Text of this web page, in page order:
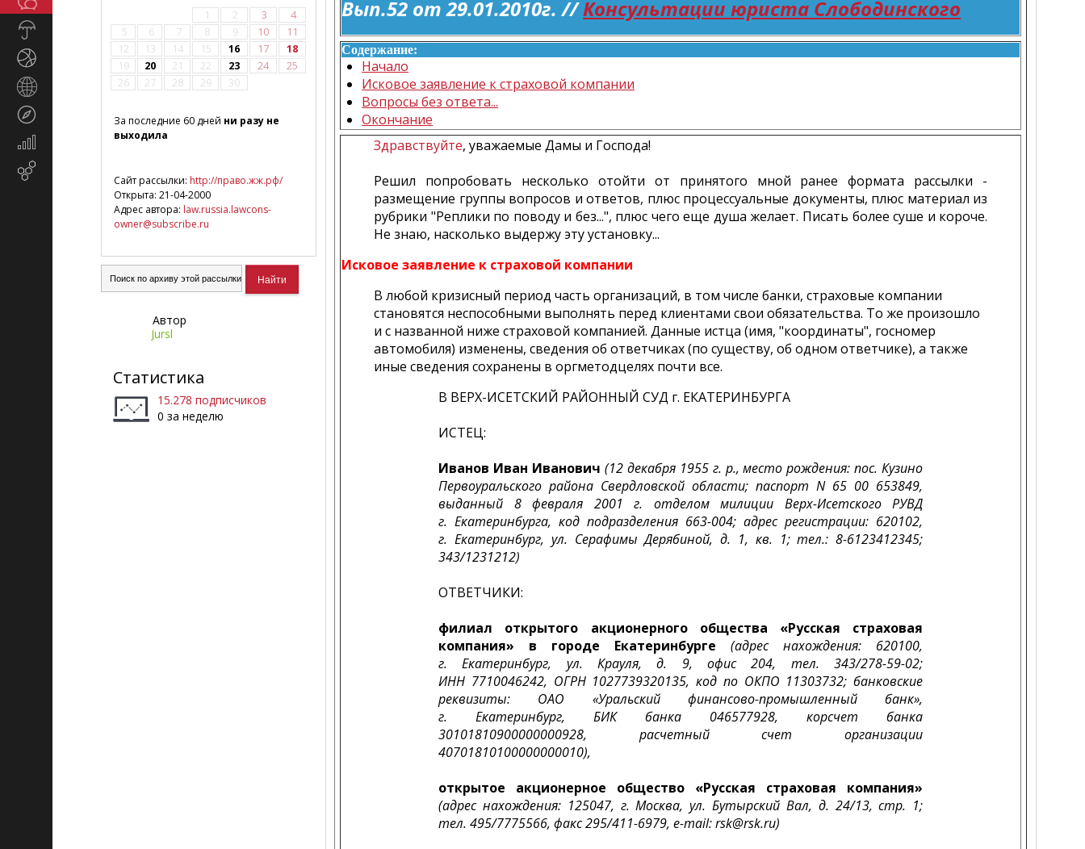
Экономика
маркетинг
1 2 3
4
5
6 7 8 9 10
11
12
13 14 15 16 17
18
19
20 21 22 23 24
25
26
27 28 29 30
За последние 60 дней ни разу не
выходила
Сайт рассылки: http://право.жж.рф/
Открыта: 21-04-2000
Адрес автора: law.russia.lawcons-
owner@subscribe.ru
Автор
Jursl
Статистика
15.278 подписчиков
0 за неделю
Вып.52 от 29.01.2010г. //Консультации юриста Слободинского
Содержание:
Начало
Исковое заявление к страховой компании
Вопросы без ответа...
Окончание
Здравствуйте, уважаемые Дамы и Господа!
Решил попробовать несколько отойти от принятого мной ранее формата рассылки -
размещение группы вопросов и ответов, плюс процессуальные документы, плюс материал из
рубрики "Реплики по поводу и без...", плюс чего еще душа желает. Писать более суше и короче.
Не знаю, насколько выдержу эту установку...
Исковое заявление к страховой компании
В любой кризисный период часть организаций, в том числе банки, страховые компании
становятся неспособными выполнять перед клиентами свои обязательства. То же произошло
и с названной ниже страховой компанией. Данные истца (имя, "координаты", госномер
автомобиля) изменены, сведения об ответчиках (по существу, об одном ответчике), а также
иные сведения сохранены в оргметодцелях почти все.
В ВЕРХ-ИСЕТСКИЙ РАЙОННЫЙ СУД г. ЕКАТЕРИНБУРГА
ИСТЕЦ:
Иванов Иван Иванович (12 декабря 1955 г. р., место рождения: пос. Кузино
Первоуральского района Свердловской области; паспорт N 65 00 653849,
выданный 8 февраля 2001 г. отделом милиции Верх-Исетского РУВД
г. Екатеринбурга, код подразделения 663-004; адрес регистрации: 620102,
г. Екатеринбург, ул. Серафимы Дерябиной, д. 1, кв. 1; тел.: 8-6123412345;
343/1231212)
ОТВЕТЧИКИ:
филиал открытого акционерного общества «Русская страховая
компания» в городе Екатеринбурге
(адрес нахождения: 620100,
г. Екатеринбург, ул. Крауля, д. 9, офис 204, тел. 343/278-59-02;
ИНН 7710046242, ОГРН 1027739320135, код по ОКПО 11303732; банковские
реквизиты: ОАО «Уральский финансово-промышленный банк»,
г. Екатеринбург, БИК банка 046577928, корсчет банка
30101810900000000928, расчетный счет организации
40701810100000000010),
открытое акционерное общество «Русская страховая компания»
(адрес нахождения: 125047, г. Москва, ул. Бутырский Вал, д. 24/13, стр. 1;
тел. 495/7775566, факс 295/411-6979, e-mail: rsk@rsk.ru)